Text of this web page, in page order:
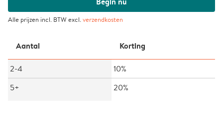
Alle prijzen incl. BTW excl.verzendkosten
Aantal Korting
2-4
10%
5+
20%